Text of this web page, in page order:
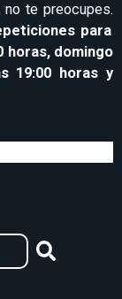
te preocupes.
para
horas, domingo
19:00 horas y